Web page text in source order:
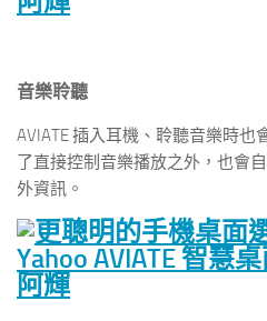
音樂聆聽
AVIATE 插入耳機、聆聽音樂時
了直接控制音樂播放之外，也會
外資訊。